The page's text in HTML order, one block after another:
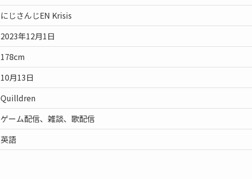
にじさんじEN Krisis
2023年12月1日
178cm
10月13日
Quilldren
ゲーム配信、雑談、歌配信
英語